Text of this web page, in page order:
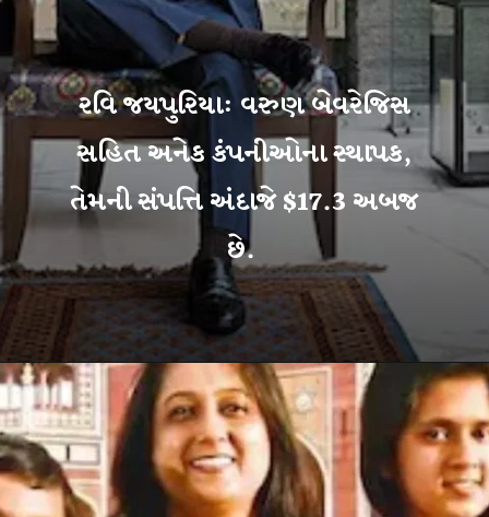
રવિ જયપુરિયા: વરુણ બેવરેજિસ
સહિત અનેક કંપનીઓના સ્થાપક,
તેમની સંપત્તિ અંદાજે $17.3 અબજ
છે.